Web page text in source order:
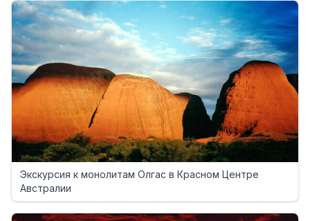
Экскурсия к монолитам Олгас в Красном Центре
Австралии